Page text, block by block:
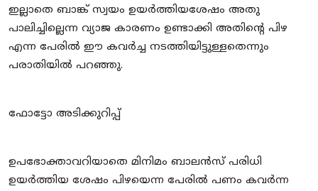
ഇല്ലാതെ ബാങ്ക് സ്വയം ഉയർത്തിയശേഷം അതു
പാലിച്ചില്ലെന്ന വ്യാജ കാരണം ഉണ്ടാക്കി അതിൻ്റെ പിഴ
എന്ന പേരിൽ ഈ കവർച്ച നടത്തിയിട്ടുള്ളതെന്നും
പരാതിയിൽ പറഞ്ഞു.
ഫോട്ടോ അടിക്കുറിപ്പ്
ഉപഭോക്താവറിയാതെ മിനിമം ബാലൻസ് പരിധി
ഉയർത്തിയ ശേഷം പിഴയെന്ന പേരിൽ പണം കവർന്ന